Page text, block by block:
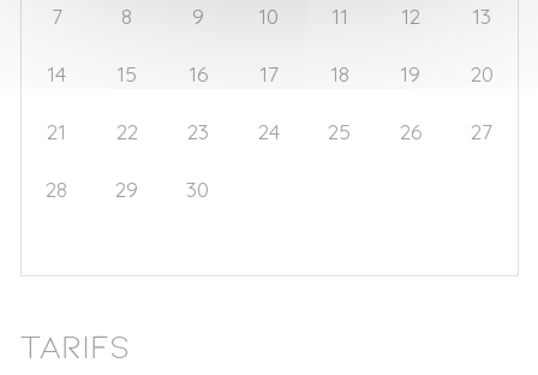
7 8 9 10 11 12 13
14 15 16 17 18 19 20
21 22 23 24 25 26 27
28 29 30
Tarifs